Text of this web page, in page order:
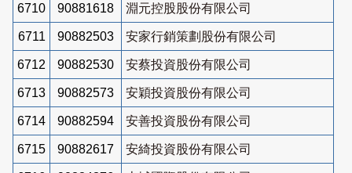
6710 90881618 淵元控股股份有限公司
6711 90882503 安家行銷策劃股份有限公司
6712 90882530 安蔡投資股份有限公司
6713 90882573 安穎投資股份有限公司
6714 90882594 安善投資股份有限公司
6715 90882617 安綺投資股份有限公司